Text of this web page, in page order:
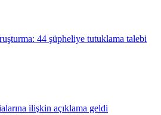
44 şüpheliye tutuklama talebi
ilişkin açıklama geldi